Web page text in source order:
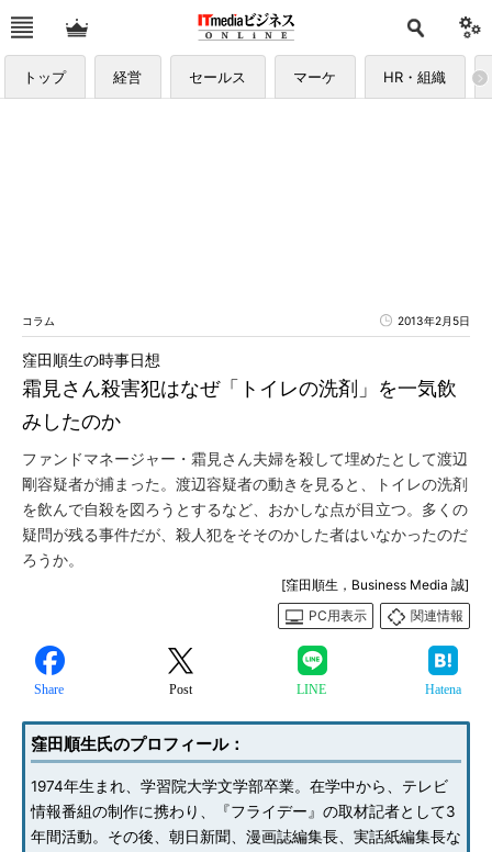
トップ 経営 セールス マーケ HR・組織
コラム 2013年2月5日
霜見さん殺害犯はなぜ「トイレの洗剤」を一気飲
みしたのか
窪田順生の時事日想
ファンドマネージャー・霜見さん夫婦を殺して埋めたとして渡辺
剛容疑者が捕まった。渡辺容疑者の動きを見ると、トイレの洗剤
を飲んで自殺を図ろうとするなど、おかしな点が目立つ。多くの
疑問が残る事件だが、殺人犯をそそのかした者はいなかったのだ
ろうか。
[窪田順生，Business Media 誠]
PC用表示
関連情報
Share Post LINE Hatena
窪田順生氏のプロフィール：
1974年生まれ、学習院大学文学部卒業。在学中から、テレビ
情報番組の制作に携わり、『フライデー』の取材記者として3
年間活動。その後、朝日新聞、漫画誌編集長、実話紙編集長な